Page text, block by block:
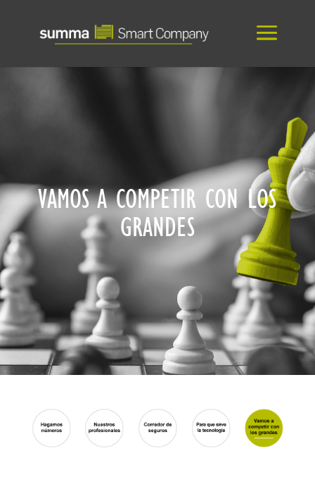
VAMOS A COMPETIR CON LOS
GRANDES